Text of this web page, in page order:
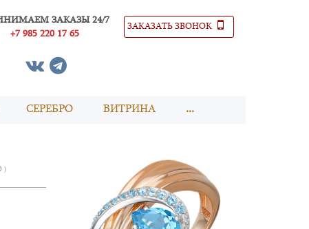
ЗАКАЗЫ 24/7
+7 985 220 17 65
ЗАКАЗАТЬ ЗВОНОК
СЕРЕБРО ВИТРИНА ...
)